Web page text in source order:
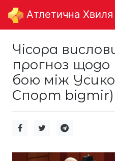
Aтлетична Хвиля
Чісора
прогноз
бою між
Спорт